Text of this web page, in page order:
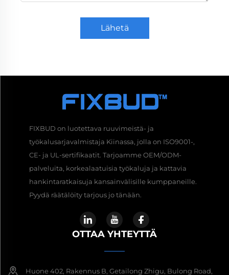
Lähetä
FIXBUD on luotettava ruuvimeistä- ja
työkalusarjavalmistaja Kiinassa, jolla on ISO9001-,
CE- ja UL-sertifikaatit. Tarjoamme OEM/ODM-
palveluita, korkealaatuisia työkaluja ja kattavia
hankintaratkaisuja kansainvälisille kumppaneille.
Pyydä räätälöity tarjous jo tänään.
OTTAA YHTEYTTÄ
Huone 402, Rakennus B, Getailong Zhigu, Bulong Road,